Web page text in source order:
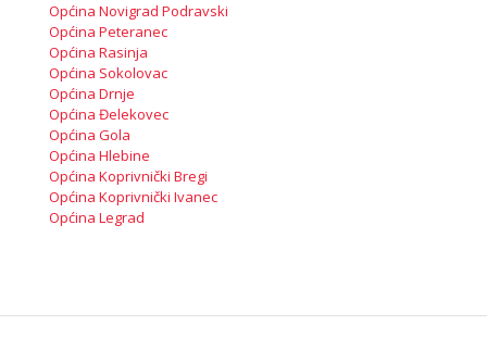
Općina Novigrad Podravski
Općina Peteranec
Općina Rasinja
Općina Sokolovac
Općina Drnje
Općina Đelekovec
Općina Gola
Općina Hlebine
Općina Koprivnički Bregi
Općina Koprivnički Ivanec
Općina Legrad